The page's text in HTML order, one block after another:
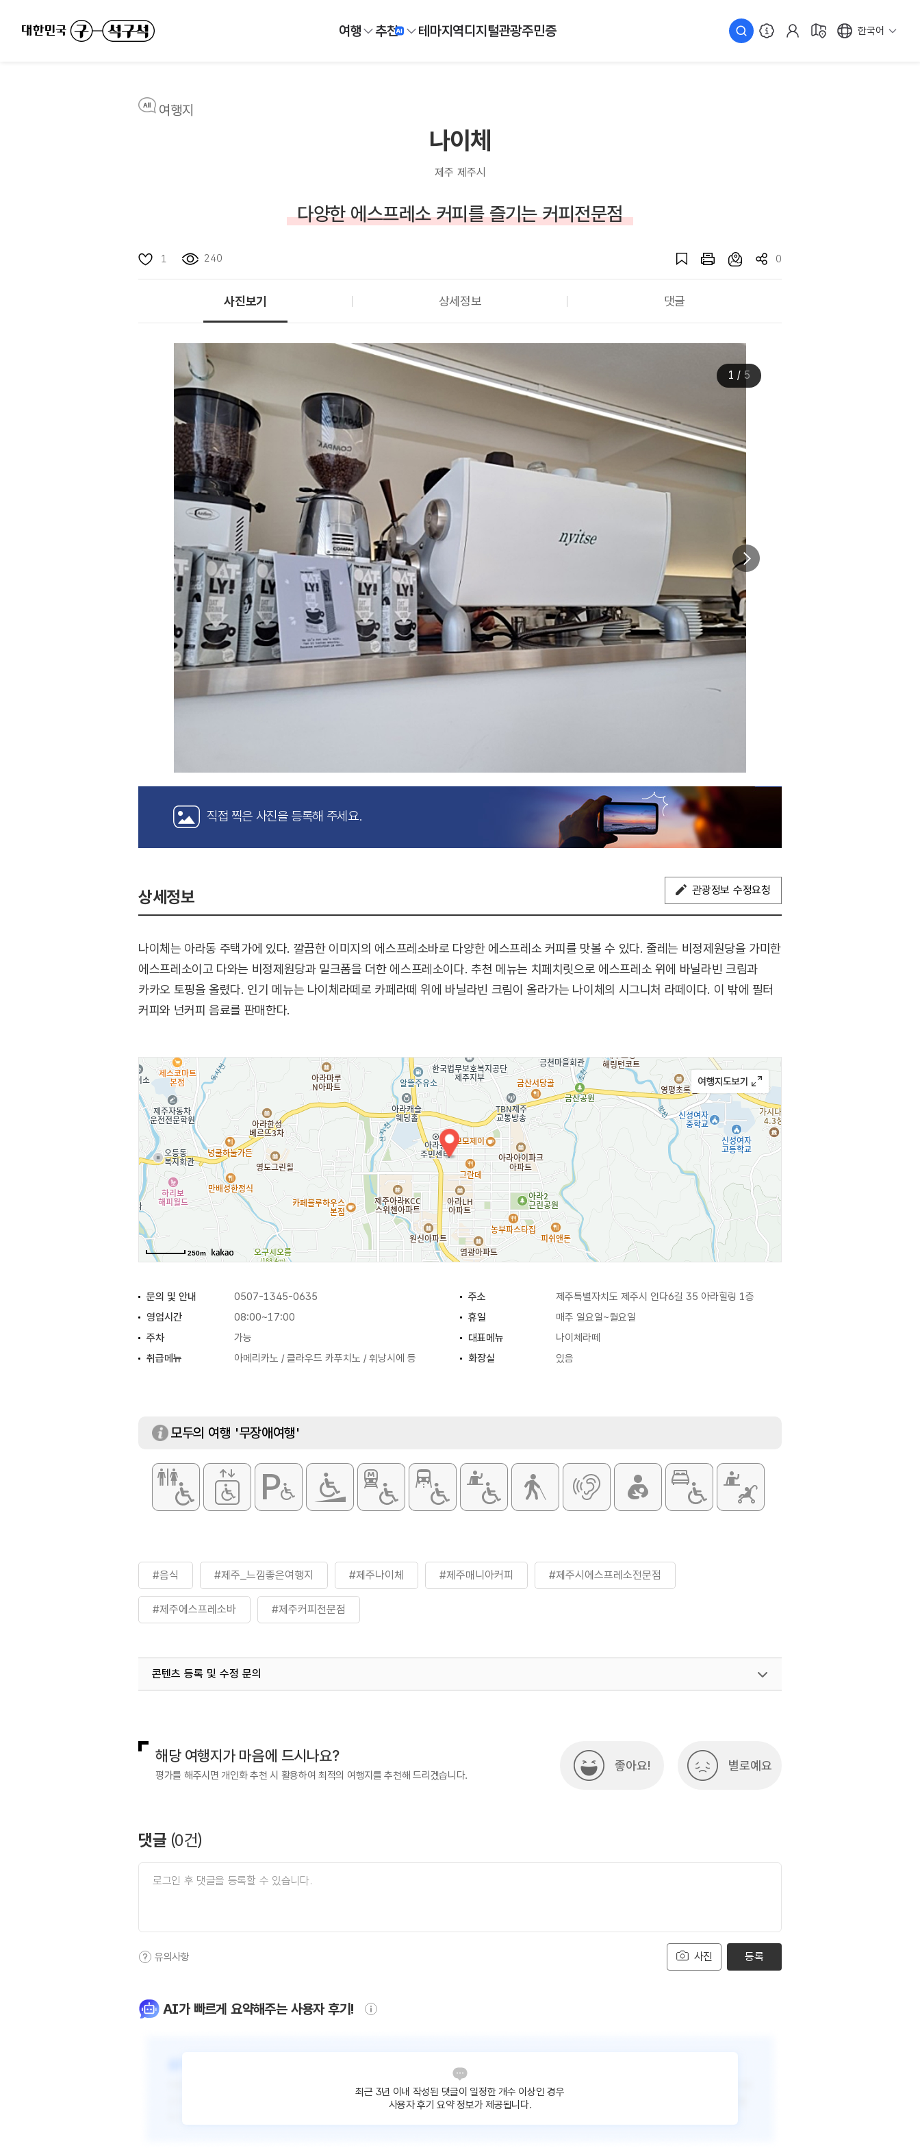
여행 추천 테마지역디지털관광주민증 한국어
여행지
나이체
제주 제주시
다양한 에스프레소 커피를 즐기는 커피전문점
1 240 0
사진보기 상세정보 댓글
1 / 5
직접 찍은 사진을 등록해 주세요.
상세정보 관광정보 수정요청
나이체는 아라동 주택가에 있다. 깔끔한 이미지의 에스프레소바로 다양한 에스프레소 커피를 맛볼 수 있다. 줄레는 비정제원당을 가미한
에스프레소이고 다와는 비정제원당과 밀크폼을 더한 에스프레소이다. 추천 메뉴는 치페치릿으로 에스프레소 위에 바닐라빈 크림과
카카오 토핑을 올렸다. 인기 메뉴는 나이체라떼로 카페라떼 위에 바닐라빈 크림이 올라가는 나이체의 시그니처 라떼이다. 이 밖에 필터
커피와 넌커피 음료를 판매한다.
250m
문의 및 안내 0507-1345-0635 주소
제주특별자치도 제주시 인다6길 35 아라힐링 1층
영업시간
08:00~17:00 휴일
매주 일요일~월요일
주차
가능 대표메뉴
나이체라떼
취급메뉴
아메리카노 / 클라우드 카푸치노 / 휘낭시에 등 화장실 있음
모두의 여행 '무장애여행'
#음식 #제주_느낌좋은여행지 #제주나이체 #제주매니아커피 #제주시에스프레소전문점
#제주에스프레소바 #제주커피전문점
콘텐츠 등록 및 수정 문의
해당 여행지가 마음에 드시나요?
평가를 해주시면 개인화 추천 시 활용하여 최적의 여행지를 추천해 드리겠습니다.
좋아요! 별로예요
댓글 (0건)
사진
유의사항 등록
AI가 빠르게 요약해주는 사용자 후기!
최근 3년 이내 작성된 댓글이 일정한 개수 이상인 경우
사용자 후기 요약 정보가 제공됩니다.